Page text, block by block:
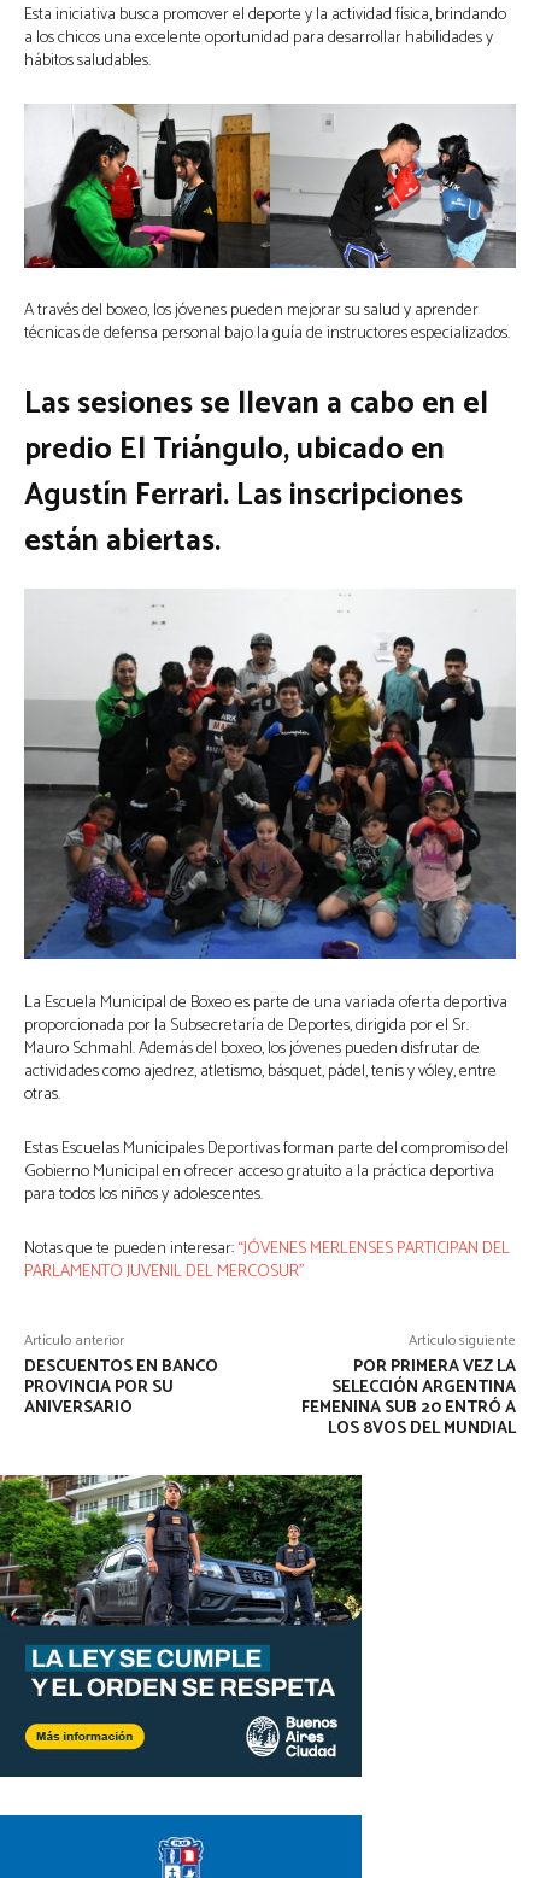
Esta iniciativa busca promover el deporte y la actividad física, brindando
a los chicos una excelente oportunidad para desarrollar habilidades y
hábitos saludables.
A través del boxeo, los jóvenes pueden mejorar su salud y aprender
técnicas de defensa personal bajo la guía de instructores especializados.
Las sesiones se llevan a cabo en el
predio El Triángulo, ubicado en
Agustín Ferrari. Las inscripciones
están abiertas.
La Escuela Municipal de Boxeo es parte de una variada oferta deportiva
proporcionada por la Subsecretaría de Deportes, dirigida por el Sr.
Mauro Schmahl. Además del boxeo, los jóvenes pueden disfrutar de
actividades como ajedrez, atletismo, básquet, pádel, tenis y vóley, entre
otras.
Estas Escuelas Municipales Deportivas forman parte del compromiso del
Gobierno Municipal en ofrecer acceso gratuito a la práctica deportiva
para todos los niños y adolescentes.
Notas que te pueden interesar:“JÓVENES MERLENSES PARTICIPAN DEL
PARLAMENTO JUVENIL DEL MERCOSUR”
Artículo anterior
DESCUENTOS EN BANCO
PROVINCIA POR SU
ANIVERSARIO
Artículo siguiente
POR PRIMERA VEZ LA
SELECCIÓN ARGENTINA
FEMENINA SUB 20 ENTRÓ A
LOS 8VOS DEL MUNDIAL